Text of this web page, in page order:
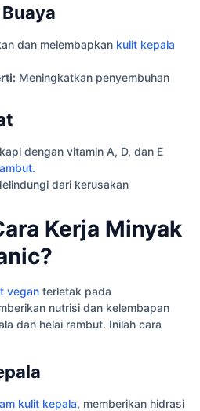
dan melembapkan kulit kepala
Meningkatkan penyembuhan
dengan vitamin A, D, dan E
dari kerusakan
Kerja Minyak
vegan terletak pada
nutrisi dan kelembapan
dan helai rambut. Inilah cara
kulit kepala, memberikan hidrasi